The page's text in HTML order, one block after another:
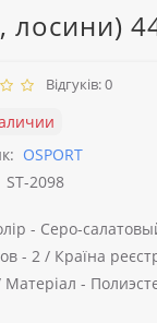
Відгуків: 0
OSPORT
ST-2098
- Серо-
- 2 / Країна
Матеріал -